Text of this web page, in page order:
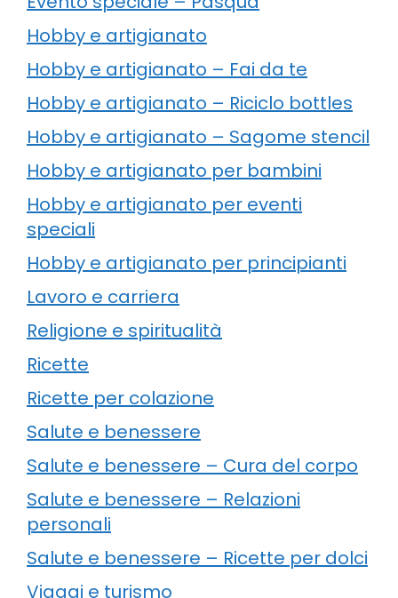
Hobby e artigianato
Hobby e artigianato – Fai da te
Hobby e artigianato – Riciclo bottles
Hobby e artigianato – Sagome stencil
Hobby e artigianato per bambini
Hobby e artigianato per eventi
speciali
Hobby e artigianato per principianti
Lavoro e carriera
Religione e spiritualità
Ricette
Ricette per colazione
Salute e benessere
Salute e benessere – Cura del corpo
Salute e benessere – Relazioni
personali
Salute e benessere – Ricette per dolci
Viaggi e turismo